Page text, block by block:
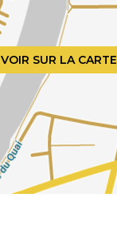
VOIR SUR LA CARTE